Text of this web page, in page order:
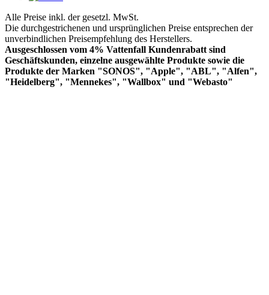
Alle Preise inkl. der gesetzl. MwSt.
Die durchgestrichenen und ursprünglichen Preise entsprechen der
unverbindlichen Preisempfehlung des Herstellers.
Ausgeschlossen vom 4% Vattenfall Kundenrabatt sind
Geschäftskunden, einzelne ausgewählte Produkte sowie die
Produkte der Marken "SONOS", "Apple", "ABL", "Alfen",
"Heidelberg", "Mennekes", "Wallbox" und "Webasto"